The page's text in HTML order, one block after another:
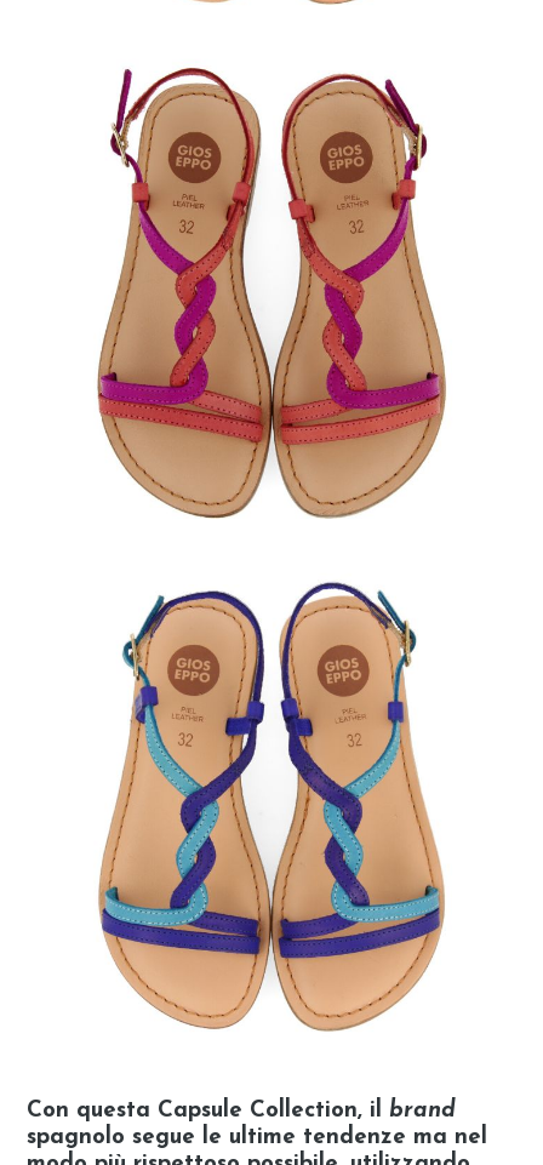
Con questa Capsule Collection, il brand
spagnolo segue le ultime tendenze ma nel